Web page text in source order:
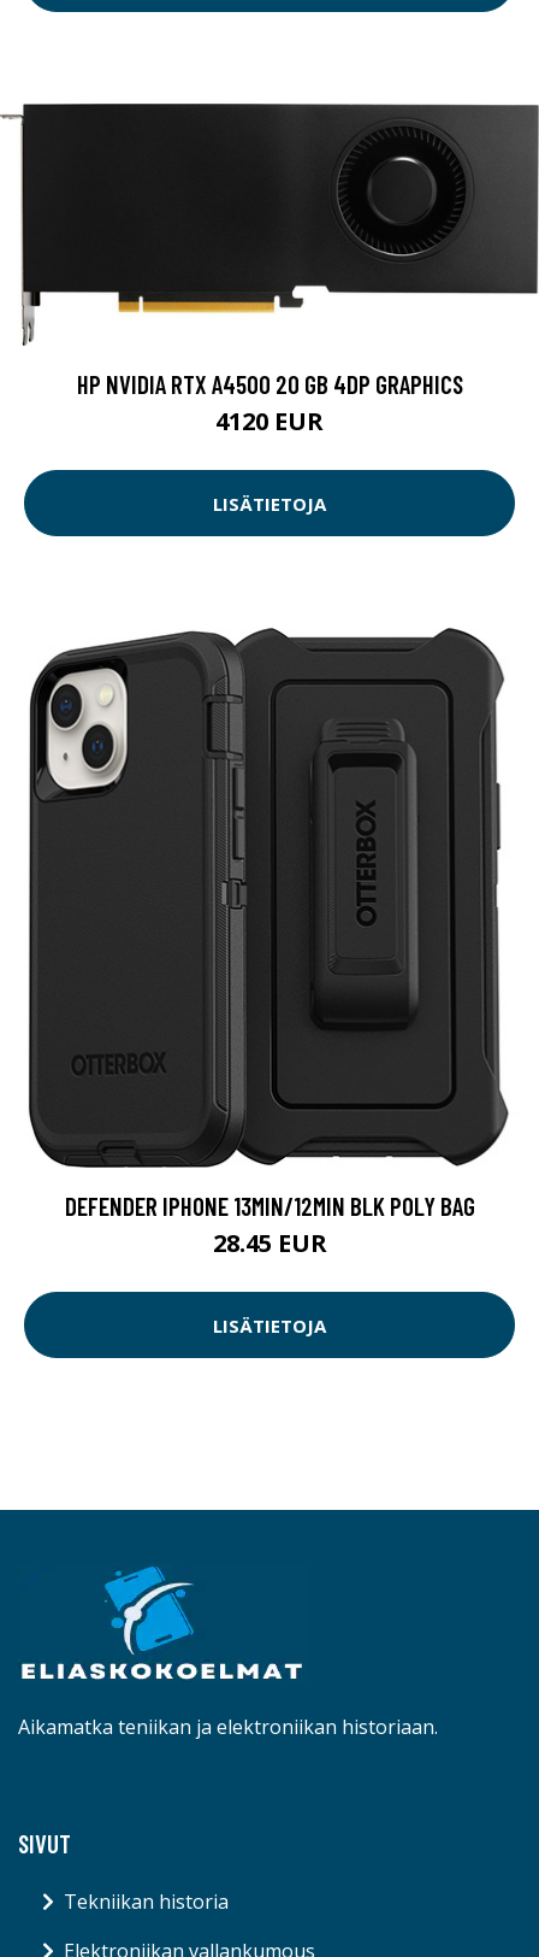
HP NVIDIA RTX A4500 20 GB 4DP GRAPHICS
4120 EUR
LISÄTIETOJA
DEFENDER IPHONE 13MIN/12MIN BLK POLY BAG
28.45 EUR
LISÄTIETOJA
Aikamatka teniikan ja elektroniikan historiaan.
SIVUT
Tekniikan historia
Elektroniikan vallankumous